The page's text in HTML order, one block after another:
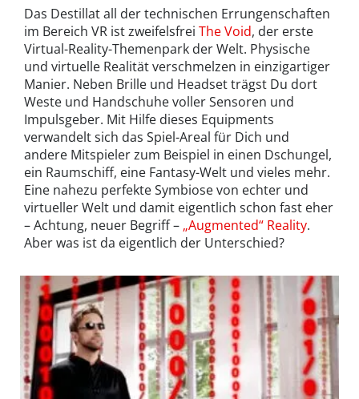
Das Destillat all der technischen Errungenschaften
im Bereich VR ist zweifelsfrei The Void, der erste
Virtual-Reality-Themenpark der Welt. Physische
und virtuelle Realität verschmelzen in einzigartiger
Manier. Neben Brille und Headset trägst Du dort
Weste und Handschuhe voller Sensoren und
Impulsgeber. Mit Hilfe dieses Equipments
verwandelt sich das Spiel-Areal für Dich und
andere Mitspieler zum Beispiel in einen Dschungel,
ein Raumschiff, eine Fantasy-Welt und vieles mehr.
Eine nahezu perfekte Symbiose von echter und
virtueller Welt und damit eigentlich schon fast eher
– Achtung, neuer Begriff – „Augmented“ Reality.
Aber was ist da eigentlich der Unterschied?